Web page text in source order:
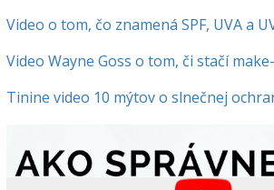
Video o tom, čo znamená SPF, UVA a
Video Wayne Goss o tom, či stačí
Tinine video 10 mýtov o slnečnej